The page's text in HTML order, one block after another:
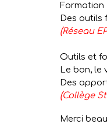
Formation
Des outils
(Réseau
Outils et
Le bon, le
Des
(Collège
Merci